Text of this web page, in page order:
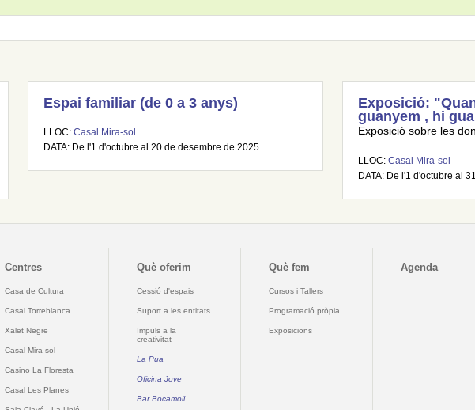
Espai familiar (de 0 a 3 anys)
LLOC: Casal Mira-sol
DATA: De l'1 d'octubre al 20 de desembre de 2025
Exposició:
guanyem , hi
Exposició sobre les
LLOC: Casal Mira-sol
DATA: De l'1 d'octubre al
Centres
Casa de Cultura
Casal Torreblanca
Xalet Negre
Casal Mira-sol
Casino La Floresta
Casal Les Planes
Què oferim
Cessió d'espais
Suport a les entitats
Impuls a la
creativitat
La Pua
Oficina Jove
Bar Bocamoll
Què fem
Cursos i Tallers
Programació pròpia
Exposicions
Agenda